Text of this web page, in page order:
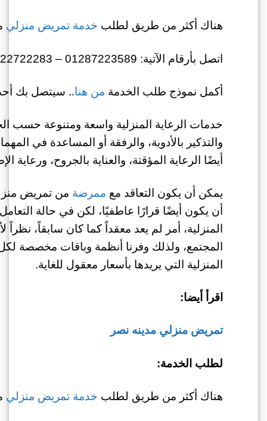
هناك أكثر من طريق لطلب خدمة تمريض منزلي
اتصل بأرقام الآتية: 01287223589 – 01022722283
أكمل نموذج طلب الخدمة من هنا.. سيتصل بك
خدمات الرعاية المنزلية واسعة ومتنوعة حسب
والتذكير بالأدوية، والرفقة أو المساعدة في
أيضًا الرعاية المؤقتة، والعناية بالجروح، ورعاية
يمكن أن يكون التعاقد مع ممرضة من تمريض
أن يكون أيضًا قرارًا عاطفيًا، لكن في حالة
المنزلية، أمر لم يعد معقداً كما كان سابقاً،
المجتمع، ولذلك وفرنا أنظمة وباقات مخصصة
المنزلية التي يريدها بأسعار معقول للغاية.
اقرأ أيضا:
تمريض منزلي مدينه نصر
لطلب الخدمة:
هناك أكثر من طريق لطلب خدمة تمريض منزلي